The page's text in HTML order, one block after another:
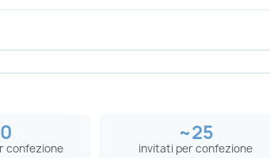
confezione
~25
invitati per confezione